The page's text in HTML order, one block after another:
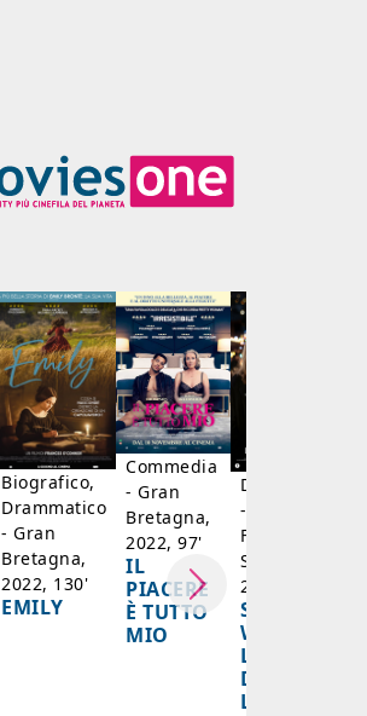
Biografico,
Drammatico
- Gran
Bretagna,
2022, 130'
EMILY
Commedia
- Gran
Bretagna,
2022, 97'
IL
PIACERE
È TUTTO
MIO
Drammatico
- Giappone,
Francia,
Singapore,
2024, 105'
SPIRIT
WORLD -
LA FESTA
DELLE
LANTERNE